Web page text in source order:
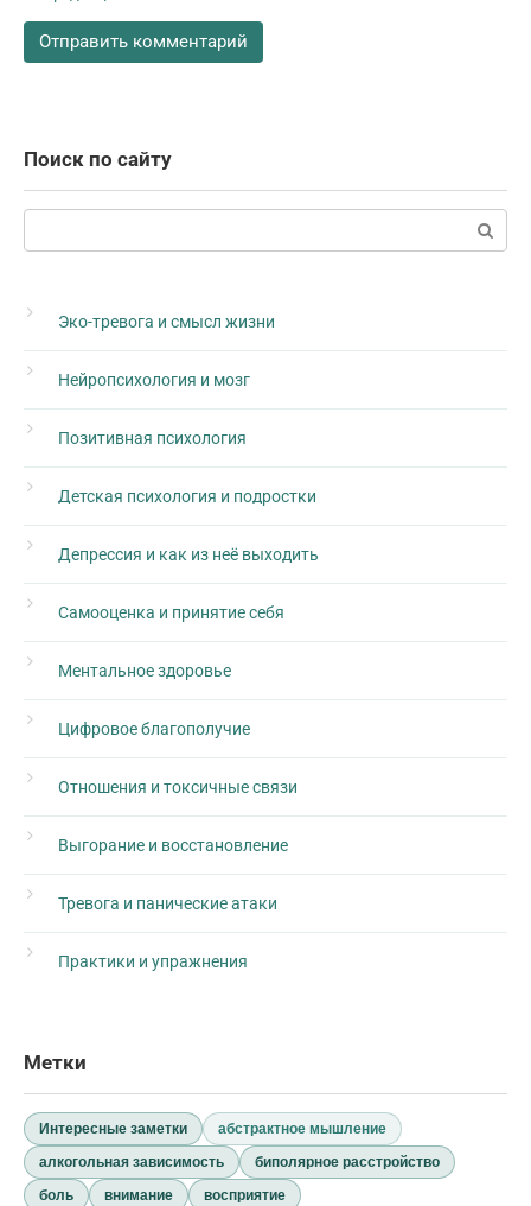
Поиск по сайту
Поиск:
Эко-тревога и смысл жизни
Нейропсихология и мозг
Позитивная психология
Детская психология и подростки
Депрессия и как из неё выходить
Самооценка и принятие себя
Ментальное здоровье
Цифровое благополучие
Отношения и токсичные связи
Выгорание и восстановление
Тревога и панические атаки
Практики и упражнения
Метки
Интересные заметки
абстрактное мышление
алкогольная зависимость
биполярное расстройство
боль
внимание
восприятие